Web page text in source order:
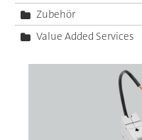
Zubehör
Value Added Services